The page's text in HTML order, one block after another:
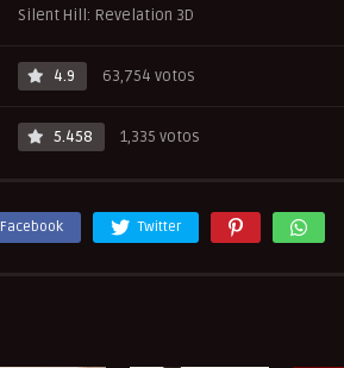
Silent Hill: Revelation 3D
4.9 63,754 votos
5.458 1,335 votos
Facebook Twitter